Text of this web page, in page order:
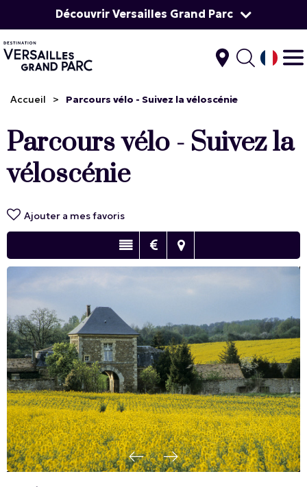
Découvrir Versailles Grand Parc
Accueil > Parcours vélo - Suivez la véloscénie
Parcours vélo - Suivez la
véloscénie
Ajouter a mes favoris